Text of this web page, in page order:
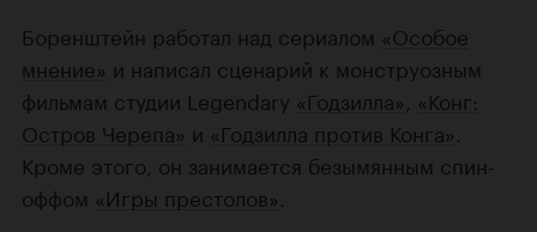
Боренштейн работал над сериалом «Особое
мнение» и написал сценарий к монструозным
фильмам студии Legendary «Годзилла» «Конг:
Остров Черепа» и «Годзилла против Конга»
Кроме этого, он занимается безымянным спин-
оффом «Игры престолов»